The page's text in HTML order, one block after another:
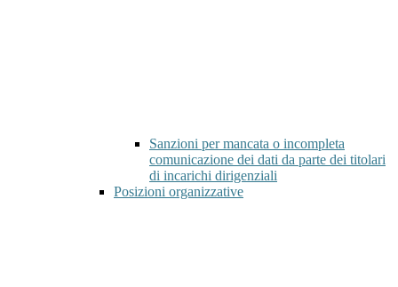
Sanzioni per mancata o incompleta
comunicazione dei dati da parte dei titolari
di incarichi dirigenziali
Posizioni organizzative